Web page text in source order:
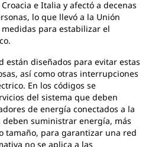
e Italia y afectó a decenas
lo que llevó a la Unión
para estabilizar el
están diseñados para evitar estas
así como otras interrupciones
En los códigos se
del sistema que deben
de energía conectados a la
deben suministrar energía, más
tamaño, para garantizar una red
no se aplica a las